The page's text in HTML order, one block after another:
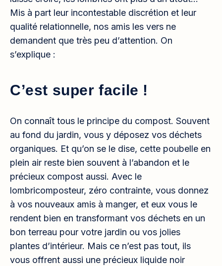
Mis à part leur incontestable discrétion et leur
qualité relationnelle, nos amis les vers ne
demandent que très peu d’attention. On
s’explique :
C’est super facile !
On connaît tous le principe du compost. Souvent
au fond du jardin, vous y déposez vos déchets
organiques. Et qu’on se le dise, cette poubelle en
plein air reste bien souvent à l’abandon et le
précieux compost aussi. Avec le
lombricomposteur, zéro contrainte, vous donnez
à vos nouveaux amis à manger, et eux vous le
rendent bien en transformant vos déchets en un
bon terreau pour votre jardin ou vos jolies
plantes d’intérieur. Mais ce n’est pas tout, ils
vous offrent aussi une précieux liquide noir